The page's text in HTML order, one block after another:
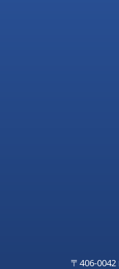
〒406-